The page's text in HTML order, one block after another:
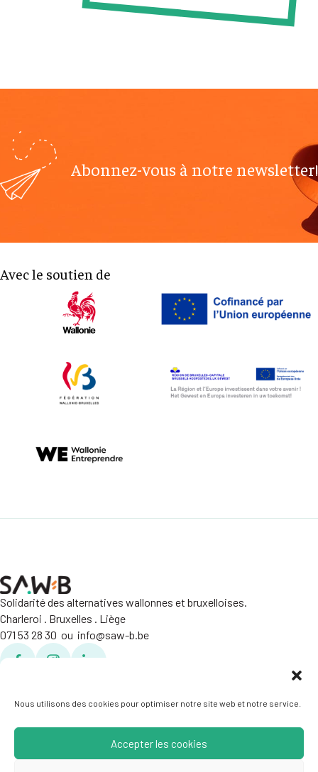
Nous utilisons des cookies pour optimiser notre site web et notre service.
Accepter les cookies
Abonnez-vous à notre newsletter!
Avec le soutien de
Solidarité des alternatives wallonnes et bruxelloises.
Charleroi . Bruxelles . Liège
071 53 28 30 ou info@saw-b.be
FacebookFacebookLinkedin
Crédits